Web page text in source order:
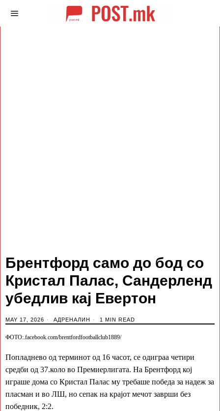
Брентфорд само до бод со
Кристал Палас, Сандерленд
убедлив кај Евертон
MAY 17, 2026 АДРЕНАЛИН 1 MIN READ
ФОТО:.facebook.com/brentfordfootballclub1889/
Попладнево од терминот од 16 часот, се одиграа четири
средби од 37.коло во Премиерлигата. На Брентфорд кој
играше дома со Кристал Палас му требаше победа за надеж за
пласман и во ЛШ, но сепак на крајот мечот заврши без
победник, 2:2.